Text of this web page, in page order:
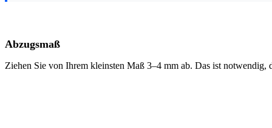
Abzugsmaß
Ziehen Sie von Ihrem kleinsten Maß 3–4 mm ab. Das ist notwendig,